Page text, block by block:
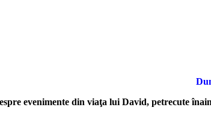
evenimente din viaţa lui David, petrecute